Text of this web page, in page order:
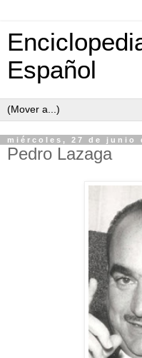
Español
miércoles, 27 de junio
Pedro Lazaga